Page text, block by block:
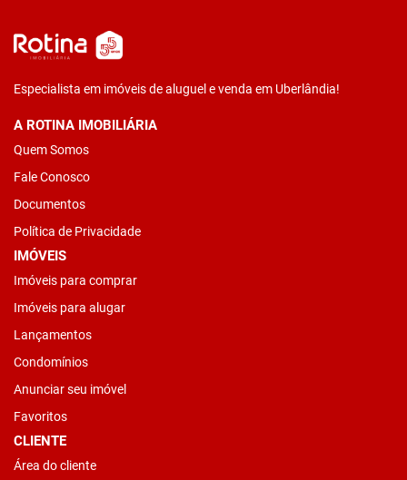
Especialista em imóveis de aluguel e venda em Uberlândia!
A ROTINA IMOBILIÁRIA
Quem Somos
Fale Conosco
Documentos
Política de Privacidade
IMÓVEIS
Imóveis para comprar
Imóveis para alugar
Lançamentos
Condomínios
Anunciar seu imóvel
Favoritos
CLIENTE
Área do cliente